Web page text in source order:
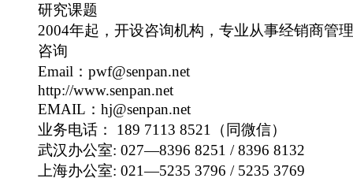
研究课题
2004年起，开设咨询机构，专业从事经销商管
咨询
Email：pwf@senpan.net
http://www.senpan.net
EMAIL：hj@senpan.net
业务电话： 189 7113 8521（同微信）
武汉办公室: 027—8396 8251 / 8396 8132
上海办公室: 021—5235 3796 / 5235 3769